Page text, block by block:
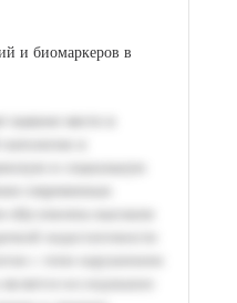
и биомаркеров в